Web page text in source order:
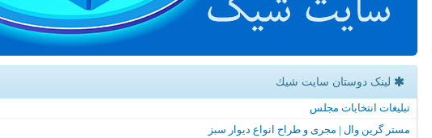
لینک دوستان سایت شیك
تبلیغات انتخابات مجلس
مستر گرین وال | مجری و طراح انواع دیوار سبز